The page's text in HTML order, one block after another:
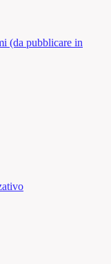
(da pubblicare in